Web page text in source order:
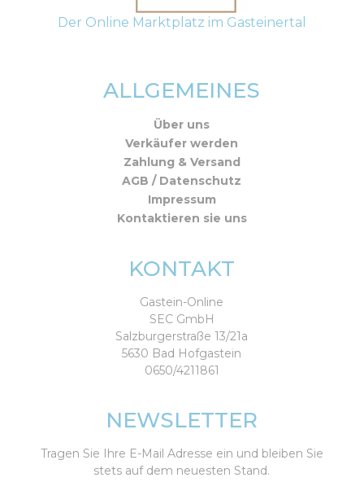
Der Online Marktplatz im Gasteinertal
ALLGEMEINES
Über uns
Verkäufer werden
Zahlung & Versand
AGB / Datenschutz
Impressum
Kontaktieren sie uns
KONTAKT
Gastein-Online
SEC GmbH
Salzburgerstraße 13/21a
5630 Bad Hofgastein
0650/4211861
NEWSLETTER
Tragen Sie Ihre E-Mail Adresse ein und bleiben Sie
stets auf dem neuesten Stand.